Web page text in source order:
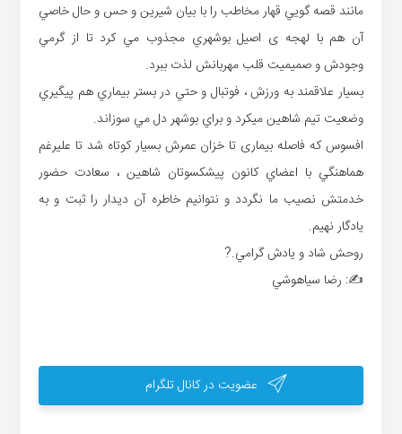
مانند قصه گويي قهار مخاطب را با بيان شيرين و حس و حال خاصي
آن هم با لهجه ی اصيل بوشهري مجذوب مي كرد تا از گرمي
وجودش و صميميت قلب مهربانش لذت ببرد.
بسيار علاقمند به ورزش ، فوتبال و حتي در بستر بيماري هم پيگيري
وضعيت تيم شاهين ميكرد و براي بوشهر دل مي سوزاند.
افسوس كه فاصله بیماری تا خزان عمرش بسيار كوتاه شد تا عليرغم
هماهنگي با اعضاي كانون پيشكسوتان شاهين ، سعادت حضور
خدمتش نصيب ما نگردد و نتوانيم خاطره آن ديدار را ثبت و به
يادگار نهيم.
روحش شاد و يادش گرامي.?
✍️: رضا سياهوشي
عضویت در کانال تلگرام